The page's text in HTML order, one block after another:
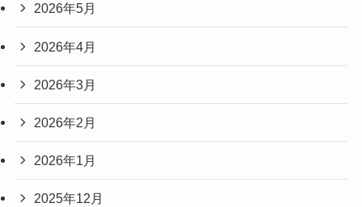
2026年5月
2026年4月
2026年3月
2026年2月
2026年1月
2025年12月